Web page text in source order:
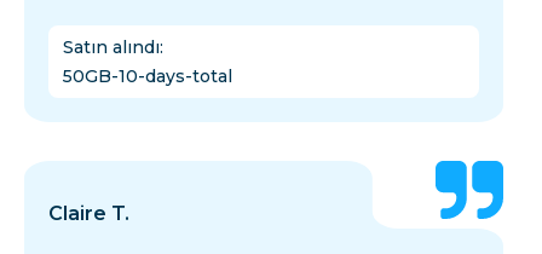
Satın alındı:
50GB-10-days-total
Claire T.